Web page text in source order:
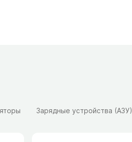
Зарядные устройства (АЗУ)